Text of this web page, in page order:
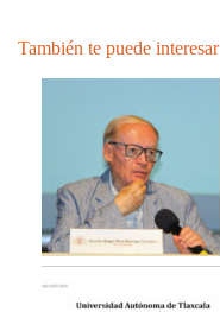
También te puede interesar